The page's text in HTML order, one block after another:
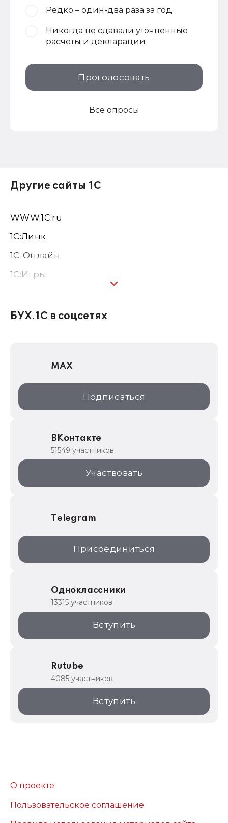
Редко – один-два раза за год
Никогда не сдавали уточненные
расчеты и декларации
Проголосовать
Все опросы
Другие сайты 1С
WWW.1С.ru
1С:Линк
1С-Онлайн
1C:Игры
1С:Консалтинг
1С:Дистрибьюция
1С:Образование
ИТС.1C.ru
1С:Торговая площадка
БУХ.1С в соцсетях
MAX
Подписаться
ВКонтакте
51549 участников
Участвовать
Telegram
Присоединиться
Одноклассники
13315 участников
Вступить
Rutube
4085 участников
Вступить
О проекте
Пользовательское соглашение